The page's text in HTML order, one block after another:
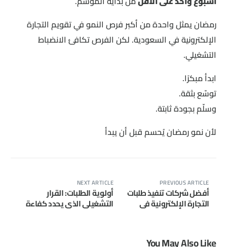
رمضان يمثل واحدة من أكبر فرص النمو في تقويم التجارة
الإلكترونية في السعودية. لكن الفرص تكافئ الانضباط
التشغيلي.
ابدأ مبكرًا.
توسّع بثقة.
وسلّم بجودة ثابتة.
لأن نمو رمضان يُحسم قبل أن يبدأ
PREVIOUS ARTICLE
أفضل شركات تنفيذ طلبات
التجارة الإلكترونية في
السعودية: دليل شامل لعام
NEXT ARTICLE
أولوية الطلبات: القرار
التشغيلي الذي يحدد كفاءة
You May Also Like